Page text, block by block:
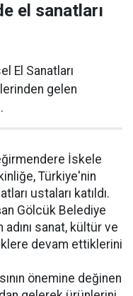
el sanatları
El Sanatları
gelen
İskele
Türkiye'nin
ustaları katıldı.
Gölcük Belediye
adını sanat, kültür ve
devam ettiklerini
önemine değinen